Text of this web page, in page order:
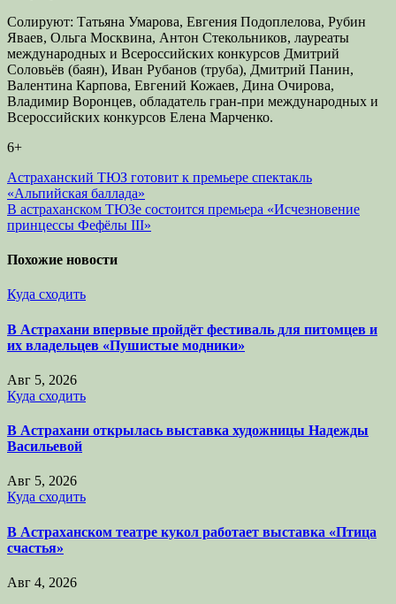
Солируют: Татьяна Умарова, Евгения Подоплелова, Рубин
Яваев, Ольга Москвина, Антон Стекольников, лауреаты
международных и Всероссийских конкурсов Дмитрий
Соловьёв (баян), Иван Рубанов (труба), Дмитрий Панин,
Валентина Карпова, Евгений Кожаев, Дина Очирова,
Владимир Воронцев, обладатель гран-при международных и
Всероссийских конкурсов Елена Марченко.
6+
Навигация
по
записям
Астраханский ТЮЗ готовит к премьере спектакль
«Альпийская баллада»
В астраханском ТЮЗе состоится премьера «Исчезновение
принцессы Фефёлы III»
Похожие новости
Куда сходить
В Астрахани впервые пройдёт фестиваль для питомцев и
их владельцев «Пушистые модники»
Авг 5, 2026
Куда сходить
В Астрахани открылась выставка художницы Надежды
Васильевой
Авг 5, 2026
Куда сходить
В Астраханском театре кукол работает выставка «Птица
счастья»
Авг 4, 2026